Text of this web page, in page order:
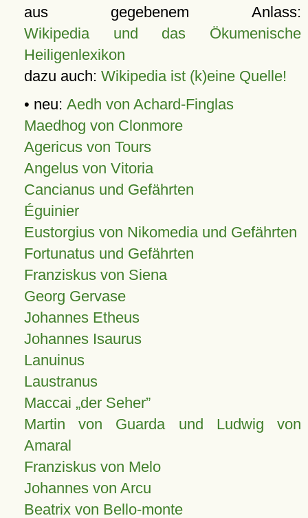
aus gegebenem Anlass:
Wikipedia und das Ökumenische
Heiligenlexikon
dazu auch: Wikipedia ist (k)eine Quelle!
• neu: Aedh von Achard-Finglas
Maedhog von Clonmore
Agericus von Tours
Angelus von Vitoria
Cancianus und Gefährten
Éguinier
Eustorgius von Nikomedia und Gefährten
Fortunatus und Gefährten
Franziskus von Siena
Georg Gervase
Johannes Etheus
Johannes Isaurus
Lanuinus
Laustranus
Maccai „der Seher”
Martin von Guarda und Ludwig von
Amaral
Franziskus von Melo
Johannes von Arcu
Beatrix von Bello-monte